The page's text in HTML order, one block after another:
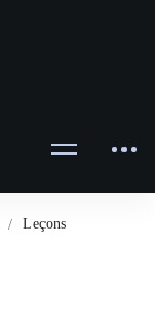
Leçons